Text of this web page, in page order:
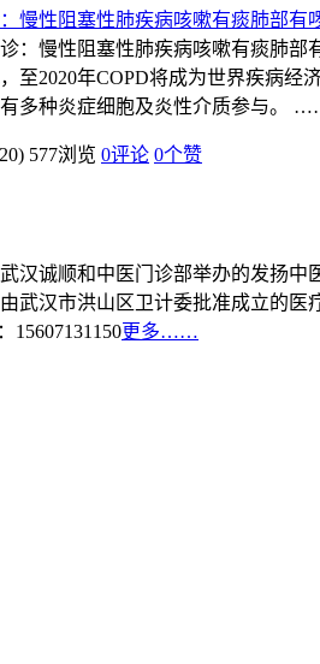
慢性阻塞性肺疾病咳嗽有痰肺部
至2020年COPD将成为世界疾病经
多种炎症细胞及炎性介质参与。
577浏览 0评论 0个赞
汉诚顺和中医门诊部举办的发扬
武汉市洪山区卫计委批准成立的
15607131150更多……